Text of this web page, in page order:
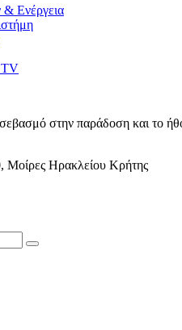
Ενέργεια
TV
σεβασμό στην παράδοση και το
Μοίρες Ηρακλείου Κρήτης